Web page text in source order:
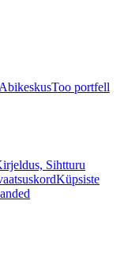
Too portfell
Sihtturu
Küpsiste